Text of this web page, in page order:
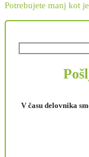
Potrebujete manj kot
V času delovnika